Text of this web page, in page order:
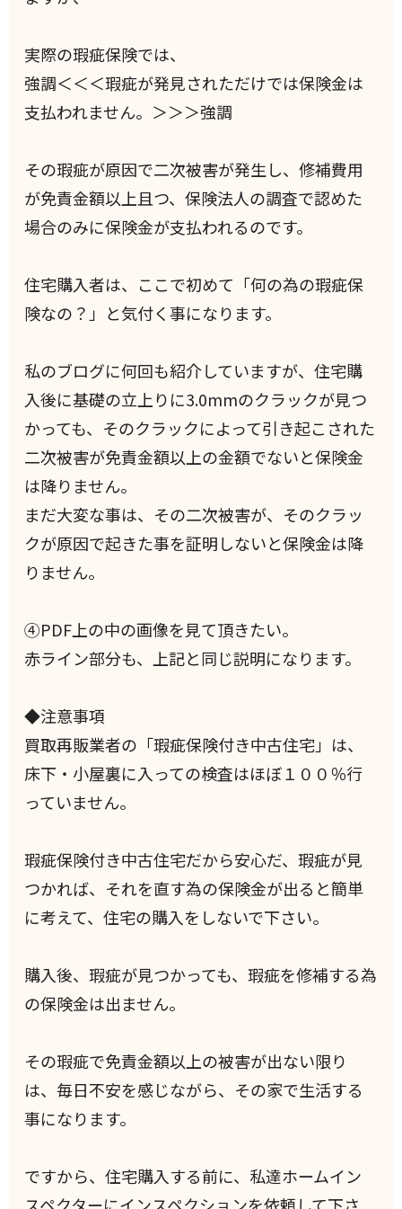
実際の瑕疵保険では、
強調＜＜＜瑕疵が発見されただけでは保険金は
支払われません。＞＞＞強調
その瑕疵が原因で二次被害が発生し、修補費用
が免責金額以上且つ、保険法人の調査で認めた
場合のみに保険金が支払われるのです。
住宅購入者は、ここで初めて「何の為の瑕疵保
険なの？」と気付く事になります。
私のブログに何回も紹介していますが、住宅購
入後に基礎の立上りに3.0mmのクラックが見つ
かっても、そのクラックによって引き起こされた
二次被害が免責金額以上の金額でないと保険金
は降りません。
まだ大変な事は、その二次被害が、そのクラッ
クが原因で起きた事を証明しないと保険金は降
りません。
④PDF上の中の画像を見て頂きたい。
赤ライン部分も、上記と同じ説明になります。
◆注意事項
買取再販業者の「瑕疵保険付き中古住宅」は、
床下・小屋裏に入っての検査はほぼ１００％行
っていません。
瑕疵保険付き中古住宅だから安心だ、瑕疵が見
つかれば、それを直す為の保険金が出ると簡単
に考えて、住宅の購入をしないで下さい。
購入後、瑕疵が見つかっても、瑕疵を修補する為
の保険金は出ません。
その瑕疵で免責金額以上の被害が出ない限り
は、毎日不安を感じながら、その家で生活する
事になります。
ですから、住宅購入する前に、私達ホームイン